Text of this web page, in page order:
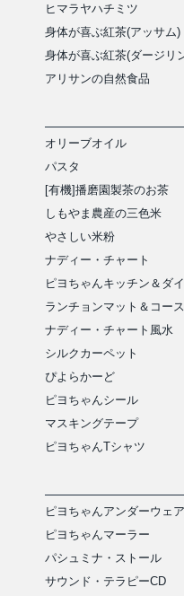
ヒマラヤハチミツ
身体が喜ぶ紅茶(アッサム)
身体が喜ぶ紅茶(ダージリ
アリサンの自然食品
オリーブオイル
パスタ
[有機]播磨園製茶のお茶
しもやま農産の三色米
やさしい米粉
ナディー・チャート
ピヨちゃんキッチン＆ダ
ランチョンマット＆コー
ナディー・チャート風水
シルクカーペット
ぴよらかーど
ピヨちゃんシール
マスキングテープ
ピヨちゃんTシャツ
ピヨちゃんアンダーウェア
ピヨちゃんマーラー
パシュミナ・ストール
サウンド・テラピーCD